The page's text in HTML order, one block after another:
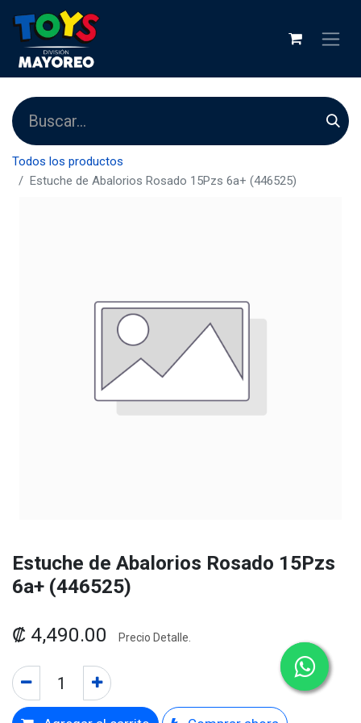
Todos los productos
Estuche de Abalorios Rosado 15Pzs 6a+ (446525)
Estuche de Abalorios Rosado 15Pzs
6a+ (446525)
₡ 4,490.00 Precio Detalle.